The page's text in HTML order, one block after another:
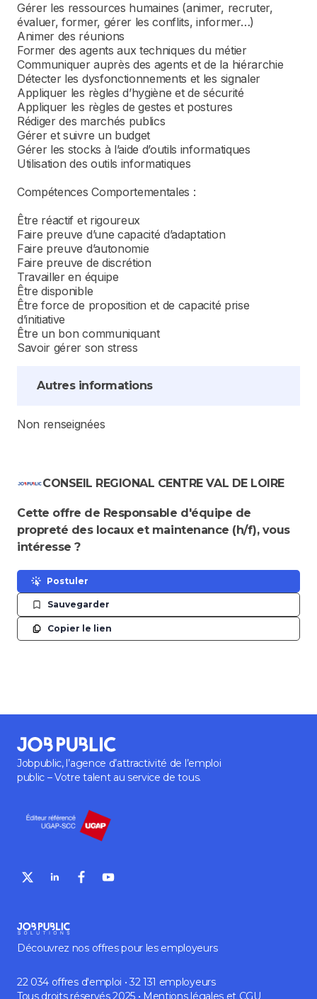
Gérer les ressources humaines (animer, recruter,
évaluer, former, gérer les conflits, informer…)
Animer des réunions
Former des agents aux techniques du métier
Communiquer auprès des agents et de la hiérarchie
Détecter les dysfonctionnements et les signaler
Appliquer les règles d’hygiène et de sécurité
Appliquer les règles de gestes et postures
Rédiger des marchés publics
Gérer et suivre un budget
Gérer les stocks à l’aide d’outils informatiques
Utilisation des outils informatiques
Compétences Comportementales :
Être réactif et rigoureux
Faire preuve d’une capacité d’adaptation
Faire preuve d’autonomie
Faire preuve de discrétion
Travailler en équipe
Être disponible
Être force de proposition et de capacité prise
d’initiative
Être un bon communiquant
Savoir gérer son stress
Autres informations
Non renseignées
CONSEIL REGIONAL CENTRE VAL DE LOIRE
Cette offre de Responsable d'équipe de
propreté des locaux et maintenance (h/f), vous
intéresse ?
Postuler
Sauvegarder
Copier le lien
Jobpublic, l’agence d’attractivité de l’emploi
public – Votre talent au service de tous.
Découvrez nos offres pour les employeurs
22 034 offres d'emploi • 32 131 employeurs
Tous droits réservés 2025 • Mentions légaleset CGU